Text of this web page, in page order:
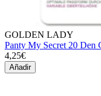
GOLDEN LADY
Panty My Secret 20 Den
4,25€
Añadir